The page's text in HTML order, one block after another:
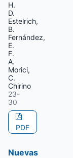
H.
D.
Estelrich,
B.
Fernández,
E.
F.
A.
Morici,
C.
Chirino
23-
30
PDF
Nuevas